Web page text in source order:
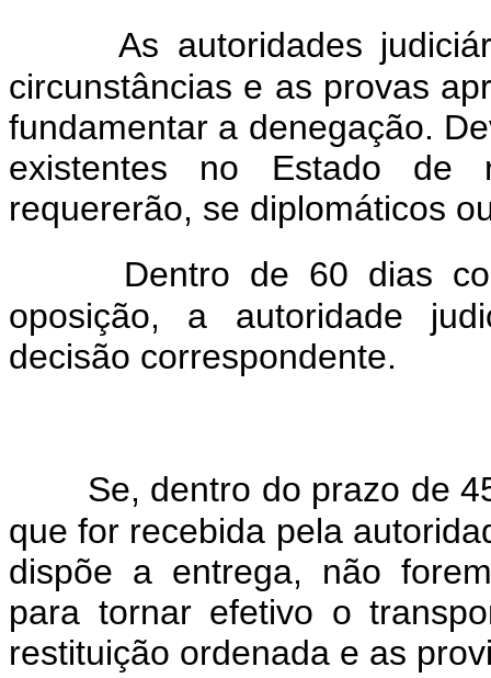
As autoridades
circunstâncias e as provas
fundamentar a denegação.
existentes no Estado de
requererão, se diplomáticos
Dentro de 60 dias
oposição, a autoridade
decisão correspondente.
Se, dentro do prazo de
que for recebida pela
dispõe a entrega, não
para tornar efetivo o
restituição ordenada e as